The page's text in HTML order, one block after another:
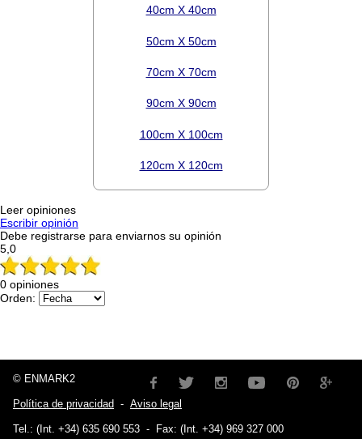
40cm X 40cm
50cm X 50cm
70cm X 70cm
90cm X 90cm
100cm X 100cm
120cm X 120cm
Leer opiniones
Escribir opinión
Debe registrarse para enviarnos su opinión
5,0
0 opiniones
Orden:
© ENMARK2
Política de privacidad - Aviso legal
Tel.: (Int. +34) 635 690 553 - Fax: (Int. +34) 969 327 000